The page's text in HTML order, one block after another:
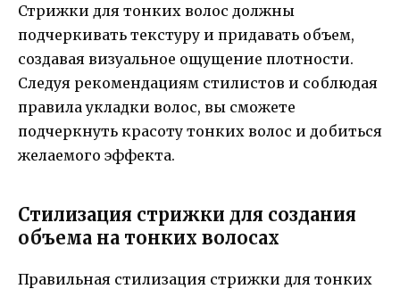
Стрижки для тонких волос должны
подчеркивать текстуру и придавать объем,
создавая визуальное ощущение плотности.
Следуя рекомендациям стилистов и соблюдая
правила укладки волос, вы сможете
подчеркнуть красоту тонких волос и добиться
желаемого эффекта.
Стилизация стрижки для создания
объема на тонких волосах
Правильная стилизация стрижки для тонких